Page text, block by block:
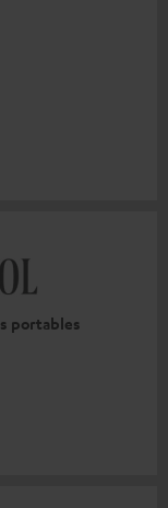
portables